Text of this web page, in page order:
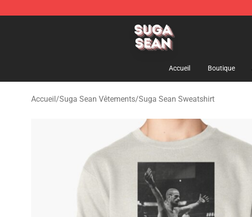
Suga Sean Shop - Official Suga Sean Merchandise Store
Accueil Boutique
Accueil/Suga Sean Vêtements/Suga Sean Sweatshirt